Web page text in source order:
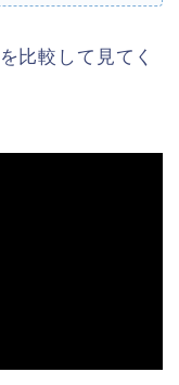
比較して見てく